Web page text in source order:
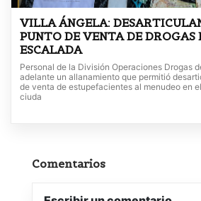
VILLA ÁNGELA:
PUNTO DE VENTA DE DROGAS
ESCALADA
Personal de la División Operaciones Drogas
adelante un allanamiento que permitió
de venta de estupefacientes al menudeo en
ciuda
Comentarios